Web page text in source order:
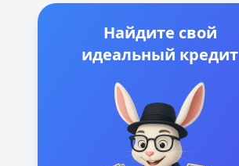
Найдите свой
идеальный кредит